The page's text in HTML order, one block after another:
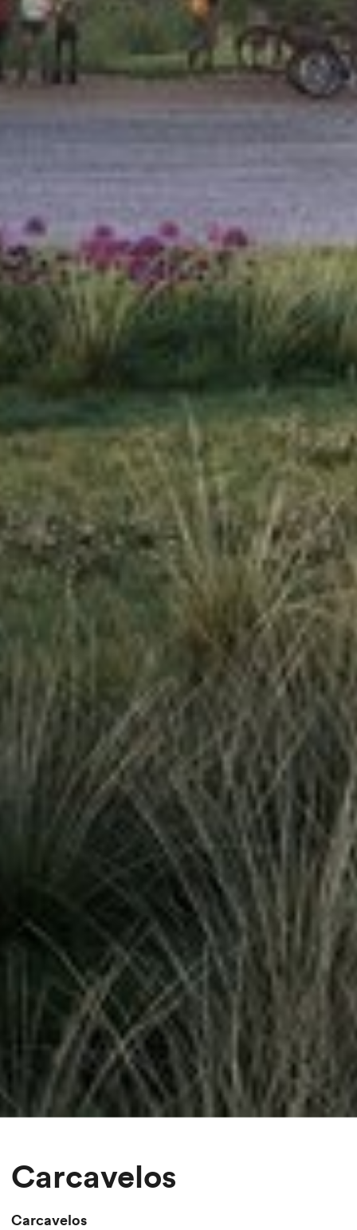
Carcavelos
Carcavelos